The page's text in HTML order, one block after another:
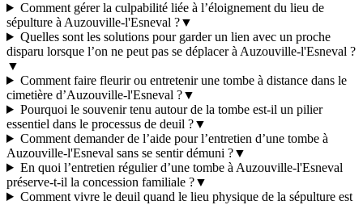
Comment gérer la culpabilité liée à l’éloignement du lieu de
sépulture à Auzouville-l'Esneval ?▼
Quelles sont les solutions pour garder un lien avec un proche
disparu lorsque l’on ne peut pas se déplacer à Auzouville-l'Esneval ?
▼
Comment faire fleurir ou entretenir une tombe à distance dans le
cimetière d’Auzouville-l'Esneval ?▼
Pourquoi le souvenir tenu autour de la tombe est-il un pilier
essentiel dans le processus de deuil ?▼
Comment demander de l’aide pour l’entretien d’une tombe à
Auzouville-l'Esneval sans se sentir démuni ?▼
En quoi l’entretien régulier d’une tombe à Auzouville-l'Esneval
préserve-t-il la concession familiale ?▼
Comment vivre le deuil quand le lieu physique de la sépulture est